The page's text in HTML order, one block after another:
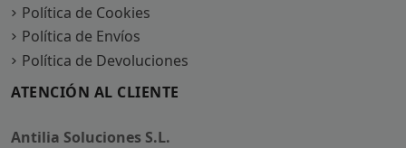
Política de Cookies
Política de Envíos
Política de Devoluciones
ATENCIÓN AL CLIENTE
Antilia Soluciones S.L.